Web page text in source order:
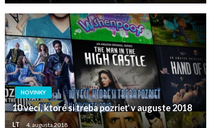
NOVINKY
10 vecí, ktoré si treba pozrieť v auguste 2018
LT 4. augusta 2018